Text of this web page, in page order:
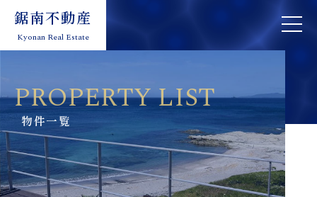
鋸南不動産
Kyonan Real Estate
toggle
鋸南不動産
Kyonan Real Estate
toggle
PROPERTY LIST
物件一覧